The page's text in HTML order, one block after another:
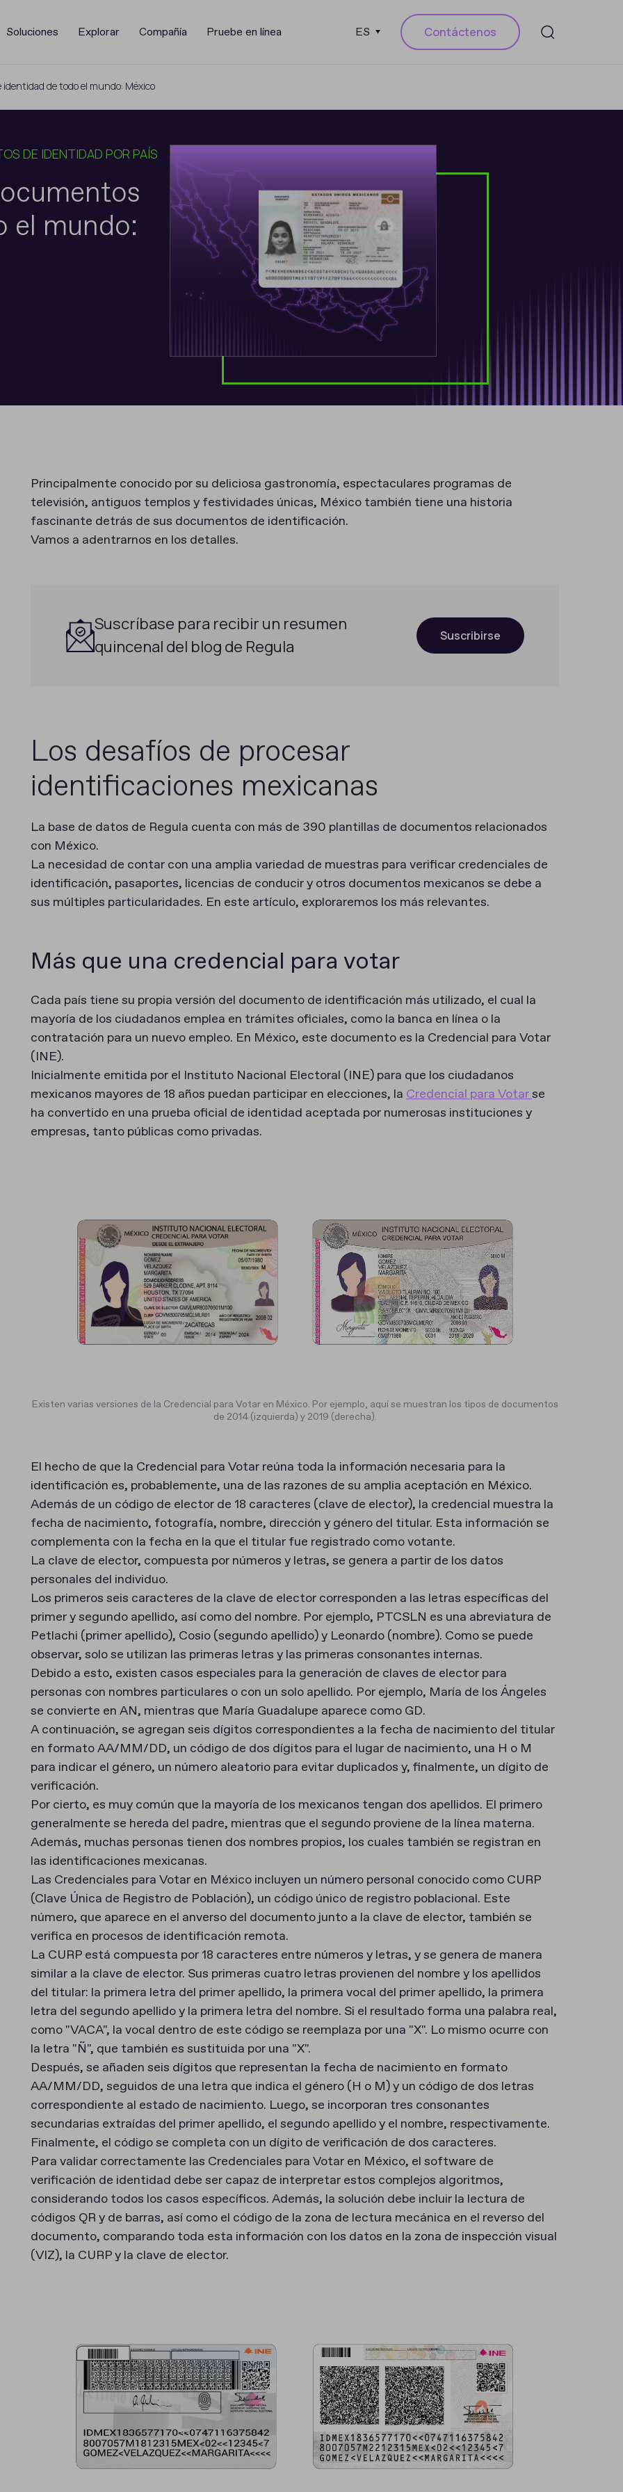
Soluciones Explorar Compañía Pruebe en línea ES Contáctenos
de todo el mundo: México
DE IDENTIDAD POR PAÍS
el mundo:
Principalmente conocido por su deliciosa gastronomía, espectaculares programas de
televisión, antiguos templos y festividades únicas, México también tiene una historia
fascinante detrás de sus documentos de identificación.
Vamos a adentrarnos en los detalles.
Suscríbase para recibir un resumen
quincenal del blog de Regula
Suscribirse
Los desafíos de procesar
identificaciones mexicanas
La base de datos de Regula cuenta con más de 390 plantillas de documentos relacionados
con México.
La necesidad de contar con una amplia variedad de muestras para verificar credenciales de
identificación, pasaportes, licencias de conducir y otros documentos mexicanos se debe a
sus múltiples particularidades. En este artículo, exploraremos los más relevantes.
Más que una credencial para votar
Cada país tiene su propia versión del documento de identificación más utilizado, el cual la
mayoría de los ciudadanos emplea en trámites oficiales, como la banca en línea o la
contratación para un nuevo empleo. En México, este documento es la Credencial para Votar
(INE).
Inicialmente emitida por el Instituto Nacional Electoral (INE) para que los ciudadanos
mexicanos mayores de 18 años puedan participar en elecciones, la Credencial para Votarse
ha convertido en una prueba oficial de identidad aceptada por numerosas instituciones y
empresas, tanto públicas como privadas.
Existen varias versiones de la Credencial para Votar en México. Por ejemplo, aquí se muestran los tipos de documentos
de 2014 (izquierda) y 2019 (derecha).
El hecho de que la Credencial para Votar reúna toda la información necesaria para la
identificación es, probablemente, una de las razones de su amplia aceptación en México.
Además de un código de elector de 18 caracteres (clave de elector), la credencial muestra la
fecha de nacimiento, fotografía, nombre, dirección y género del titular. Esta información se
complementa con la fecha en la que el titular fue registrado como votante.
La clave de elector, compuesta por números y letras, se genera a partir de los datos
personales del individuo.
Los primeros seis caracteres de la clave de elector corresponden a las letras específicas del
primer y segundo apellido, así como del nombre. Por ejemplo, PTCSLN es una abreviatura de
Petlachi (primer apellido), Cosio (segundo apellido) y Leonardo (nombre). Como se puede
observar, solo se utilizan las primeras letras y las primeras consonantes internas.
Debido a esto, existen casos especiales para la generación de claves de elector para
personas con nombres particulares o con un solo apellido. Por ejemplo, María de los Ángeles
se convierte en AN, mientras que María Guadalupe aparece como GD.
A continuación, se agregan seis dígitos correspondientes a la fecha de nacimiento del titular
en formato AA/MM/DD, un código de dos dígitos para el lugar de nacimiento, una H o M
para indicar el género, un número aleatorio para evitar duplicados y, finalmente, un dígito de
verificación.
Por cierto, es muy común que la mayoría de los mexicanos tengan dos apellidos. El primero
generalmente se hereda del padre, mientras que el segundo proviene de la línea materna.
Además, muchas personas tienen dos nombres propios, los cuales también se registran en
las identificaciones mexicanas.
Las Credenciales para Votar en México incluyen un número personal conocido como CURP
(Clave Única de Registro de Población), un código único de registro poblacional. Este
número, que aparece en el anverso del documento junto a la clave de elector, también se
verifica en procesos de identificación remota.
La CURP está compuesta por 18 caracteres entre números y letras, y se genera de manera
similar a la clave de elector. Sus primeras cuatro letras provienen del nombre y los apellidos
del titular: la primera letra del primer apellido, la primera vocal del primer apellido, la primera
letra del segundo apellido y la primera letra del nombre. Si el resultado forma una palabra real,
como "VACA", la vocal dentro de este código se reemplaza por una "X". Lo mismo ocurre con
la letra "Ñ", que también es sustituida por una "X".
Después, se añaden seis dígitos que representan la fecha de nacimiento en formato
AA/MM/DD, seguidos de una letra que indica el género (H o M) y un código de dos letras
correspondiente al estado de nacimiento. Luego, se incorporan tres consonantes
secundarias extraídas del primer apellido, el segundo apellido y el nombre, respectivamente.
Finalmente, el código se completa con un dígito de verificación de dos caracteres.
Para validar correctamente las Credenciales para Votar en México, el software de
verificación de identidad debe ser capaz de interpretar estos complejos algoritmos,
considerando todos los casos específicos. Además, la solución debe incluir la lectura de
códigos QR y de barras, así como el código de la zona de lectura mecánica en el reverso del
documento, comparando toda esta información con los datos en la zona de inspección visual
(VIZ), la CURP y la clave de elector.